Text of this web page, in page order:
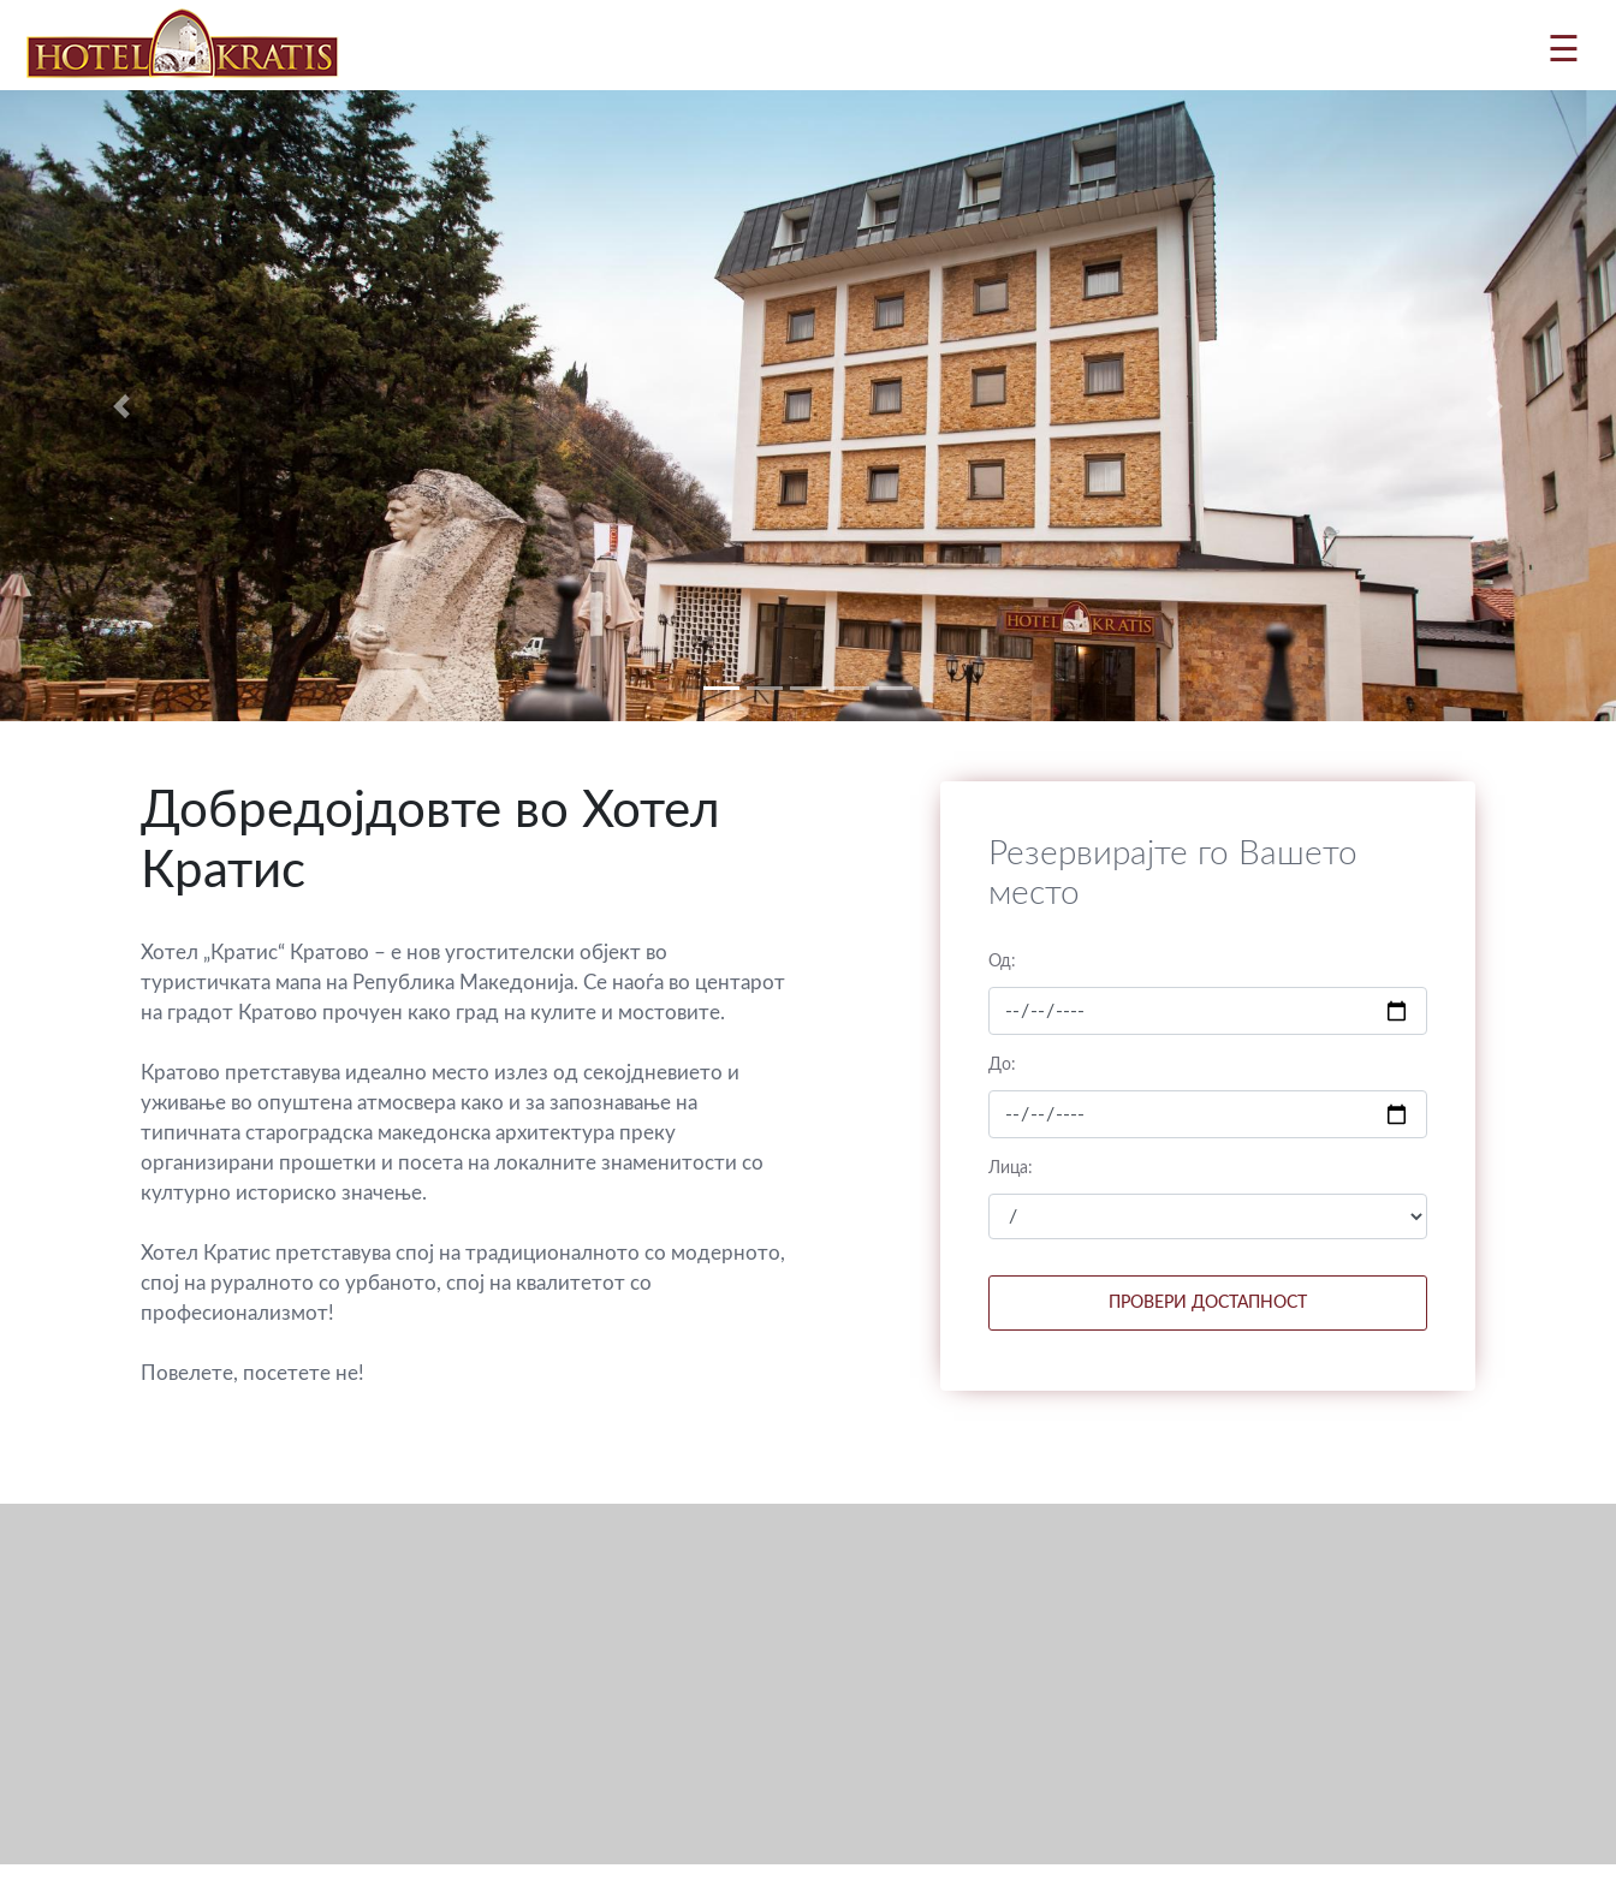
Почетна
Сместување
Ресторан
Дегустација
винарија
Монтеко
„Корнер“
„Феровиа“
☰
Previous Next
Добредојдовте во Хотел
Кратис
Хотел „Кратис“ Кратово – е нов угостителски објект во
туристичката мапа на Република Македонија. Се наоѓа во центарот
на градот Кратово прочуен како град на кулите и мостовите.
Кратово претставува идеално место излез од секојдневието и
уживање во опуштена атмосвера како и за запознавање на
типичната староградска македонска архитектура преку
организирани прошетки и посета на локалните знаменитости со
културно историско значење.
Хотел Кратис претставува спој на традиционалното со модерното,
спој на руралното со урбаното, спој на квалитетот со
професионализмот!
Повелете, посетете не!
Резервирајте го Вашето
место
Од:
До:
Лица:
ПРОВЕРИ ДОСТАПНОСТ